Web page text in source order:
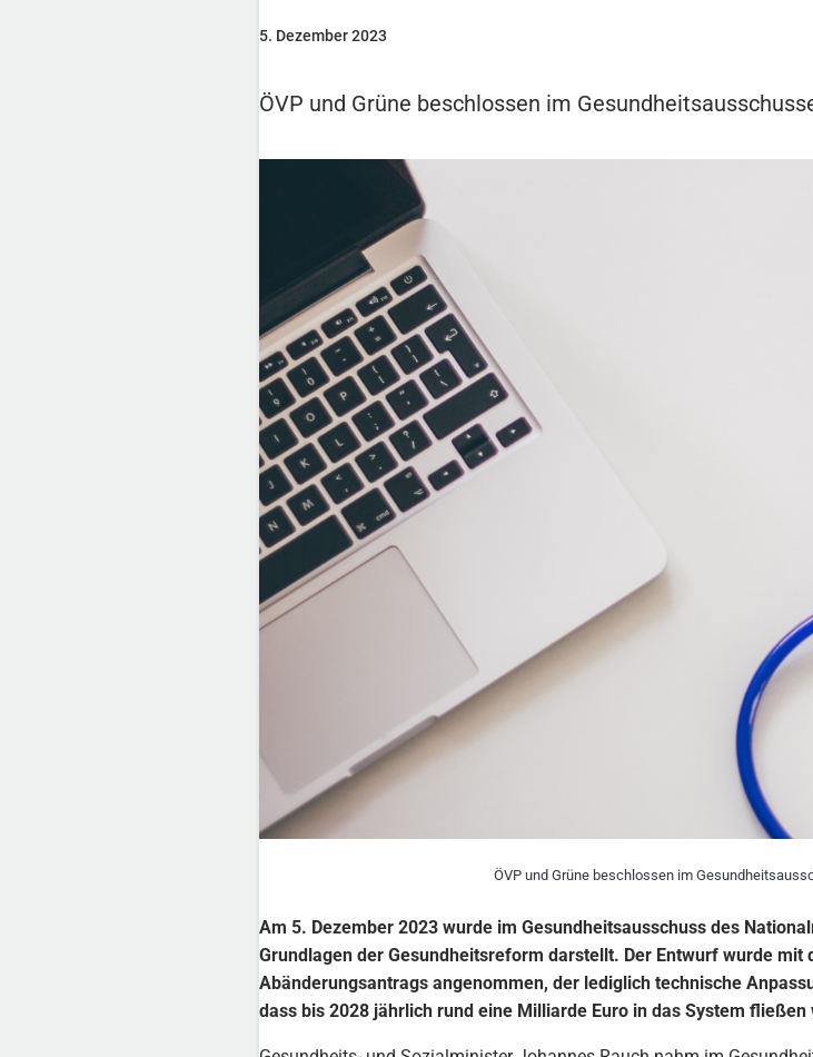
5. Dezember 2023
ÖVP und Grüne beschlossen im
ÖVP und Grüne beschlossen im
Am 5. Dezember 2023 wurde im Gesundheitsausschuss des
Grundlagen der Gesundheitsreform darstellt. Der Entwurf wurde
Abänderungsantrags angenommen, der lediglich technische
dass bis 2028 jährlich rund eine Milliarde Euro in das System